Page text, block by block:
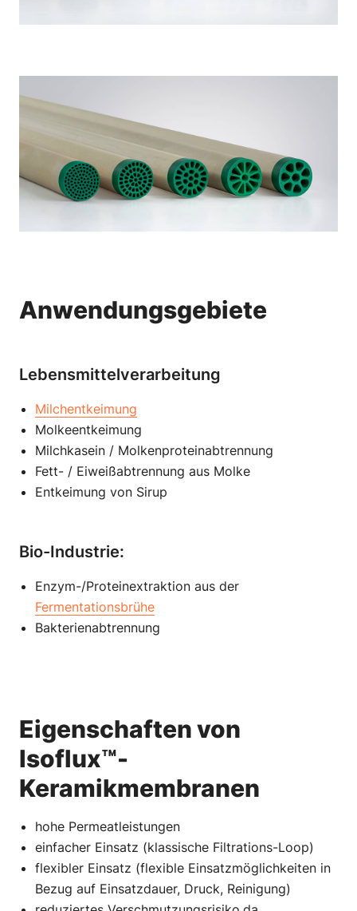
Anwendungsgebiete
Lebensmittelverarbeitung
Milchentkeimung
Molkeentkeimung
Milchkasein / Molkenproteinabtrennung
Fett- / Eiweißabtrennung aus Molke
Entkeimung von Sirup
Bio-Industrie:
Enzym-/Proteinextraktion aus der
Fermentationsbrühe
Bakterienabtrennung
Eigenschaften von
Isoflux™-
Keramikmembranen
hohe Permeatleistungen
einfacher Einsatz (klassische Filtrations-Loop)
flexibler Einsatz (flexible Einsatzmöglichkeiten in
Bezug auf Einsatzdauer, Druck, Reinigung)